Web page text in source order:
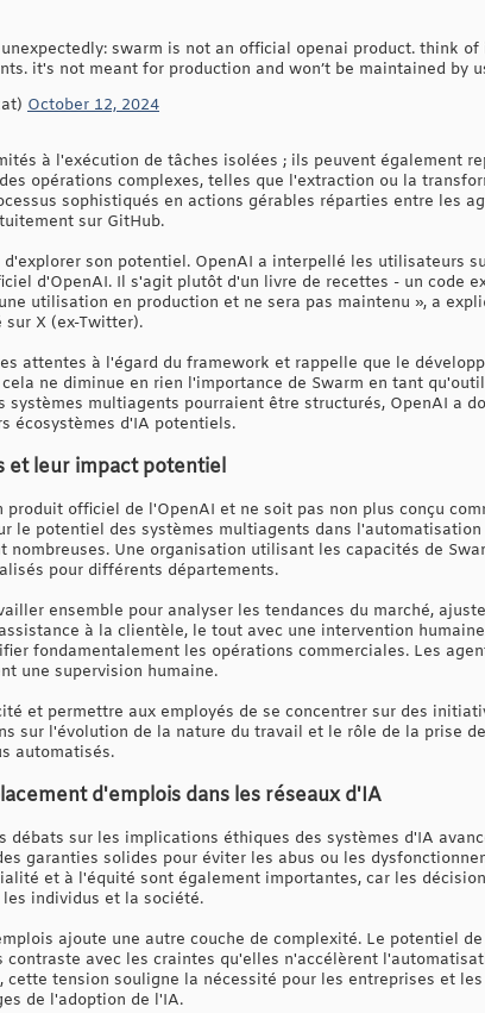
swarm is not an official openai product. think
it's not meant for production and won’t be maintained by
October 12, 2024
à l'exécution de tâches isolées ; ils peuvent également
opérations complexes, telles que l'extraction ou la
sophistiqués en actions gérables réparties entre les
sur GitHub.
d'explorer son potentiel. OpenAI a interpellé les utilisateurs
d'OpenAI. Il s'agit plutôt d'un livre de recettes - un code
utilisation en production et ne sera pas maintenu », a
X (ex-Twitter).
attentes à l'égard du framework et rappelle que le
ne diminue en rien l'importance de Swarm en tant
multiagents pourraient être structurés, OpenAI a
écosystèmes d'IA potentiels.
et leur impact potentiel
produit officiel de l'OpenAI et ne soit pas non plus conçu
le potentiel des systèmes multiagents dans
nombreuses. Une organisation utilisant les capacités de
pour différents départements.
ensemble pour analyser les tendances du marché,
à la clientèle, le tout avec une intervention
fondamentalement les opérations commerciales. Les
une supervision humaine.
et permettre aux employés de se concentrer sur des
sur l'évolution de la nature du travail et le rôle de la prise
automatisés.
d'emplois dans les réseaux d'IA
débats sur les implications éthiques des systèmes d'IA
garanties solides pour éviter les abus ou les
et à l'équité sont également importantes, car les
individus et la société.
ajoute une autre couche de complexité. Le potentiel
avec les craintes qu'elles n'accélèrent
cette tension souligne la nécessité pour les entreprises et
de l'adoption de l'IA.